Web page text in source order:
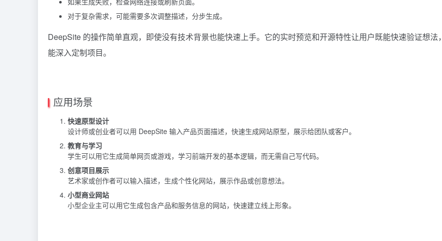
对于复杂需求，可能需要多次调整描述，分步生成。
DeepSite 的操作简单直观，即使没有技术背景也能快速上手。它的实时预览和开源特性让用户既能快速验证想法
能深入定制项目。
应用场景
快速原型设计
设计师或创业者可以用 DeepSite 输入产品页面描述，快速生成网站原型，展示给团队或客户。
教育与学习
学生可以用它生成简单网页或游戏，学习前端开发的基本逻辑，而无需自己写代码。
创意项目展示
艺术家或创作者可以输入描述，生成个性化网站，展示作品或创意想法。
小型商业网站
小型企业主可以用它生成包含产品和服务信息的网站，快速建立线上形象。